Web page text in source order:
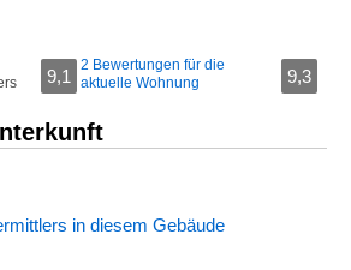
9,1
2 Bewertungen für die
aktuelle Wohnung
9,3
in diesem Gebäude